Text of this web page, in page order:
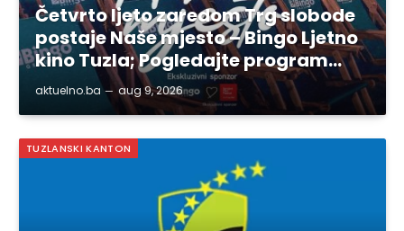
Četvrto ljeto zaredom Trg slobode
postaje Naše mjesto – Bingo Ljetno
kino Tuzla; Pogledajte program…
aktuelno.ba aug 9, 2026
TUZLANSKI KANTON